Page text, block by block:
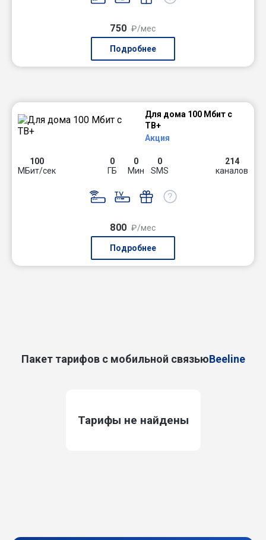
750 ₽/мес
Подробнее
Для дома 100 Мбит с
ТВ+
Акция
100
МБит/сек
0
ГБ
0
Мин
0
SMS
214
каналов
800 ₽/мес
Подробнее
Пакет тарифов с мобильной связьюBeeline
Тарифы не найдены